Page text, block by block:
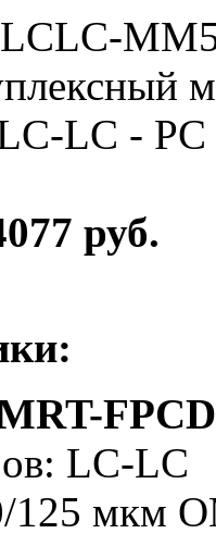
руб.
LC-LC
125 мкм